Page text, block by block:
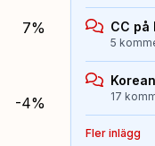
7%
-4%
CC på
5
17
Fler inlägg